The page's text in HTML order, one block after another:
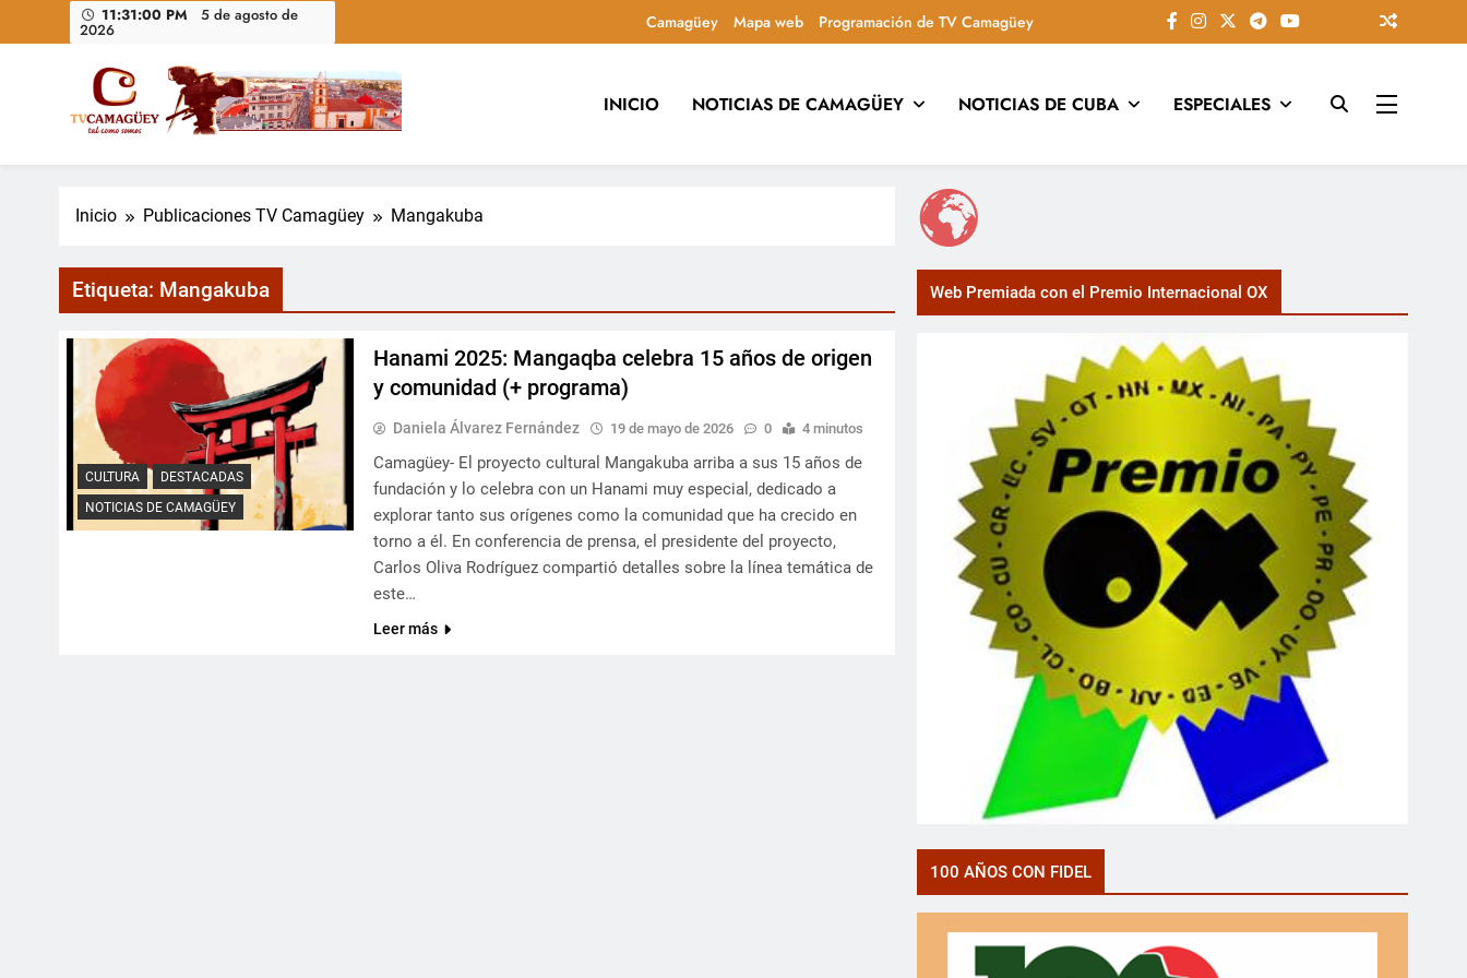
11:31:01 PM 5 de agosto de
2026 Camagüey Mapa web Programación de TV Camagüey
Televisión Camagüey, Cuba
TV Camagüey: canal provincial cubano que informa, educa y entretiene con contenidos culturales, sociales y comunitarios, conectando la tradición camagüeyana con la actualidad
INICIO NOTICIAS DE CAMAGÜEY NOTICIAS DE CUBA ESPECIALES
Inicio Publicaciones TV Camagüey Mangakuba
Etiqueta: Mangakuba
CULTURA
DESTACADAS
NOTICIAS DE CAMAGÜEY
Hanami 2025: Mangaqba celebra 15 años de origen
y comunidad (+ programa)
Daniela Álvarez Fernández 19 de mayo de 2026 0 4 minutos
Camagüey- El proyecto cultural Mangakuba arriba a sus 15 años de
fundación y lo celebra con un Hanami muy especial, dedicado a
explorar tanto sus orígenes como la comunidad que ha crecido en
torno a él. En conferencia de prensa, el presidente del proyecto,
Carlos Oliva Rodríguez compartió detalles sobre la línea temática de
este…
Leer más
Web Premiada con el Premio Internacional OX
100 AÑOS CON FIDEL